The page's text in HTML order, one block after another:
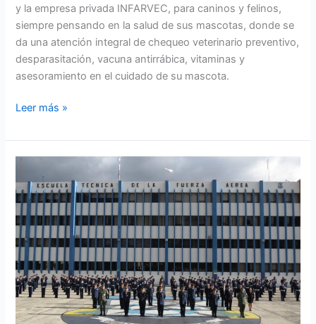
y la empresa privada INFARVEC, para caninos y felinos,
siempre pensando en la salud de sus mascotas, donde se
da una atención integral de chequeo veterinario preventivo,
desparasitación, vacuna antirrábica, vitaminas y
asesoramiento en el cuidado de su mascota.
Leer más »
Técnica
de
la
Fuerza
Aérea
desarrolló
defensa
de
proyectos